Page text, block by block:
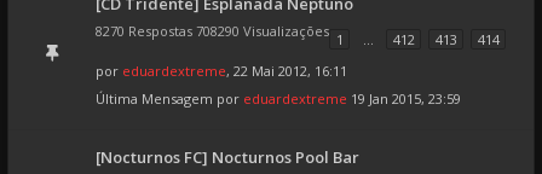
8270 Respostas 708290 Visualizações 1 ... 412 413
414
por eduardextreme, 22 Mai 2012, 16:11
Última Mensagem por eduardextreme 19 Jan 2015, 23:59
[Nocturnos FC] Nocturnos Pool Bar